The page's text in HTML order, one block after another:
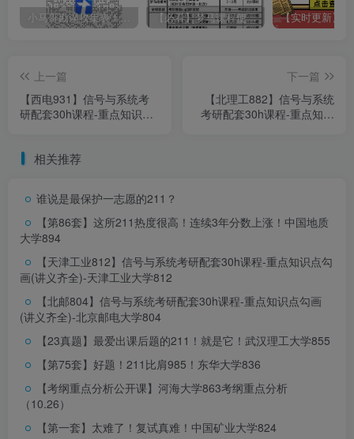
教材
官方推荐教材：
《信号与系统》第二版 奥本海姆
小马哥勘误收集表！感谢您的支持！ 【必看】梦马课程使用方法！
上一篇
【西电931】信号与系统考
研配套30h课程-重点知识点
下一篇
【北理工882】信号与系统
考研配套30h课程-重点知识
相关推荐
谁说是最保护一志愿的211？
【第86套】这所211热度很高！连续3年分数上涨！ 中国地质
大学894
【天津工业812】信号与系统考研配套30h课程-重点知识点勾
画(讲义齐全)-天津工业大学812
【北邮804】信号与系统考研配套30h课程-重点知识点勾画
(讲义齐全)-北京邮电大学804
【23真题】最爱出课后题的211！就是它！ 武汉理工大学855
【第75套】好题！211比肩985！ 东华大学836
【考纲重点分析公开课】河海大学863考纲重点分析
（10.26）
【第一套】太难了！复试真难！ 中国矿业大学824